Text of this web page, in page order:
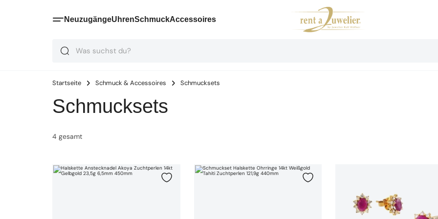
NeuzugängeUhrenSchmuckAccessoires
Suche
Startseite Schmuck & Accessoires Schmucksets
Schmucksets
4 gesamt
Zur Wunschliste hinzufügen
Halskette Anstecknadel Akoya Zuchtperlen 14kt Gelbgold 23,5g 6,5mm 450mm
Zur Wunschliste hinzufügen
Schmuckset Halskette Ohrringe 14kt Weißgold Tahiti Zuchtperlen 121,9g 440mm
Schmuckset Ring Ohrstecker